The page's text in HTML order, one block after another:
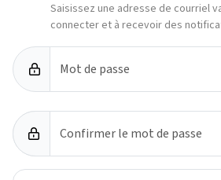
Saisissez une adresse de courriel
connecter et à recevoir des
Mot de passe
Confirmer le mot de passe